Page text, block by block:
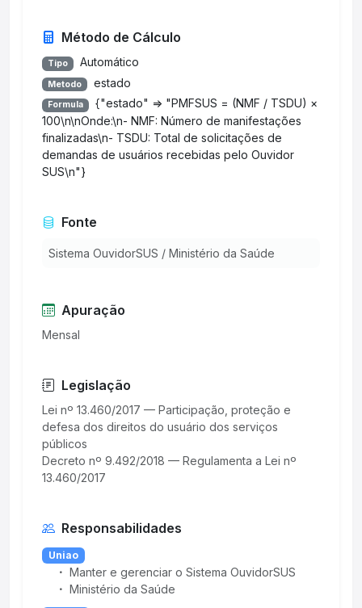
Método de Cálculo
Tipo Automático
Metodo estado
Formula
{"estado" => "PMFSUS = (NMF / TSDU) ×
100\n\nOnde:\n- NMF: Número de manifestações
finalizadas\n- TSDU: Total de solicitações de
demandas de usuários recebidas pelo Ouvidor
SUS\n"}
Fonte
Sistema OuvidorSUS / Ministério da Saúde
Apuração
Mensal
Legislação
Lei nº 13.460/2017 — Participação, proteção e
defesa dos direitos do usuário dos serviços
públicos
Decreto nº 9.492/2018 — Regulamenta a Lei nº
Responsabilidades
Uniao
Manter e gerenciar o Sistema OuvidorSUS
Ministério da Saúde